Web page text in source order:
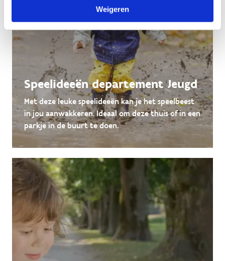
Weigeren
Speelideeën departement Jeugd
Met deze leuke speelideeën kan je het speelbeest
in jou aanwakkeren. Ideaal om deze thuis of in een
parkje in de buurt te doen.